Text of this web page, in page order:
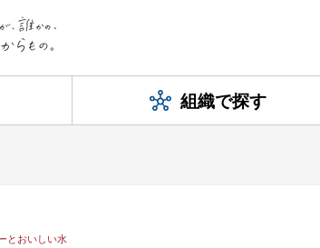
組織で探す
とおいしい水